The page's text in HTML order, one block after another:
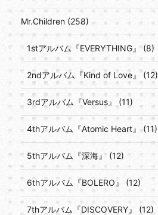
Mr.Children (258)
1stアルバム『EVERYTHING』 (8)
2ndアルバム『Kind of Love』 (12)
3rdアルバム『Versus』 (11)
4thアルバム『Atomic Heart』 (11)
5thアルバム『深海』 (12)
6thアルバム『BOLERO』 (12)
7thアルバム『DISCOVERY』 (12)